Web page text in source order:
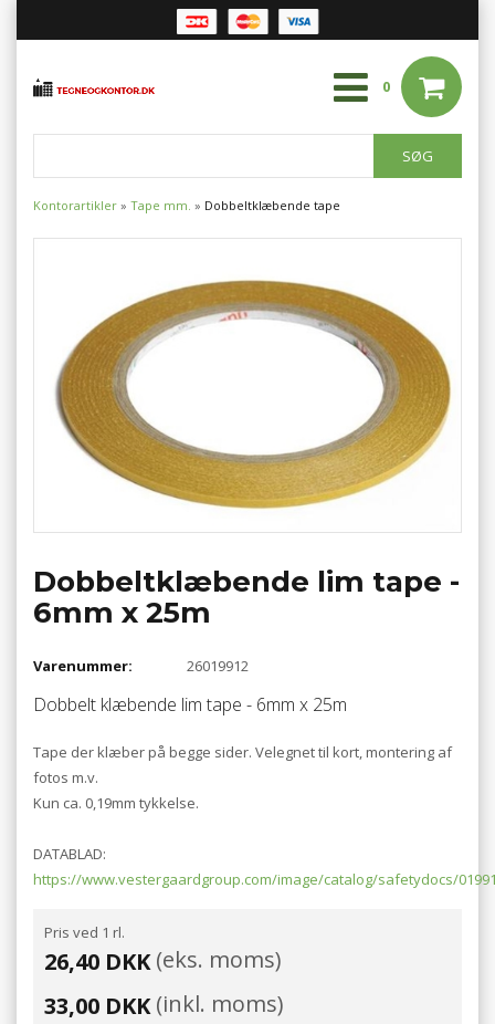
0
Kontorartikler » Tape mm. » Dobbeltklæbende tape
Dobbeltklæbende lim tape -
6mm x 25m
Varenummer: 26019912
Dobbelt klæbende lim tape - 6mm x 25m
Tape der klæber på begge sider. Velegnet til kort, montering af
fotos m.v.
Kun ca. 0,19mm tykkelse.
DATABLAD:
https://www.vestergaardgroup.com/image/catalog/safetydocs/
Pris ved 1 rl.
26,40 DKK(eks. moms)
33,00 DKK(inkl. moms)